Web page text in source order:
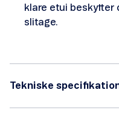
klare etui beskytter
slitage.
Tekniske